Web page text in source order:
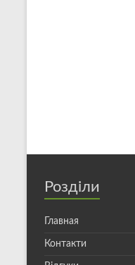
Розділи
Главная
Контакти